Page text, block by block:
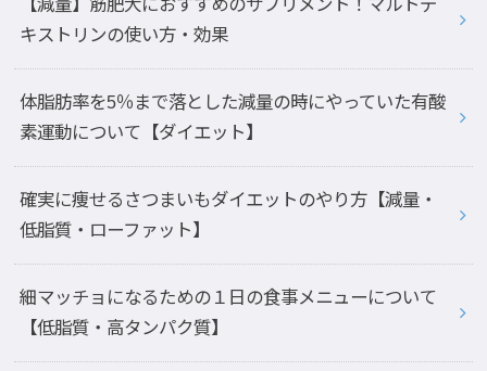
【減量】筋肥大におすすめのサプリメント！マルトデ
キストリンの使い方・効果
体脂肪率を5％まで落とした減量の時にやっていた有酸
素運動について【ダイエット】
確実に痩せるさつまいもダイエットのやり方【減量・
低脂質・ローファット】
細マッチョになるための１日の食事メニューについて
【低脂質・高タンパク質】